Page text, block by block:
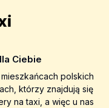
Ciebie
polskich
którzy znajdują się
na taxi, a więc u nas